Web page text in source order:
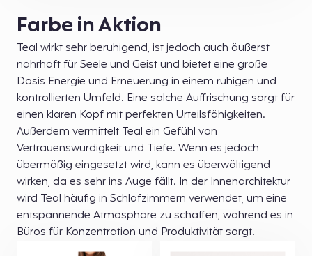
Farbe in Aktion
Teal wirkt sehr beruhigend, ist jedoch auch äußerst
nahrhaft für Seele und Geist und bietet eine große
Dosis Energie und Erneuerung in einem ruhigen und
kontrollierten Umfeld. Eine solche Auffrischung sorgt für
einen klaren Kopf mit perfekten Urteilsfähigkeiten.
Außerdem vermittelt Teal ein Gefühl von
Vertrauenswürdigkeit und Tiefe. Wenn es jedoch
übermäßig eingesetzt wird, kann es überwältigend
wirken, da es sehr ins Auge fällt. In der Innenarchitektur
wird Teal häufig in Schlafzimmern verwendet, um eine
entspannende Atmosphäre zu schaffen, während es in
Büros für Konzentration und Produktivität sorgt.